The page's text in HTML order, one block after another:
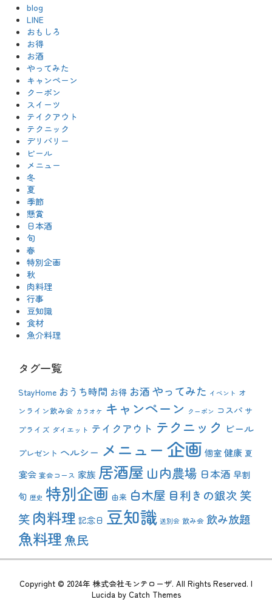
blog
LINE
おもしろ
お得
お酒
やってみた
キャンペーン
クーポン
スイーツ
テイクアウト
テクニック
デリバリー
ビール
メニュー
冬
夏
季節
懸賞
日本酒
旬
春
特別企画
秋
肉料理
行事
豆知識
食材
魚介料理
タグ一覧
StayHome おうち時間 お得 お酒 やってみた イベント オ
ンライン飲み会 カラオケ キャンペーン クーポン コスパ サ
プライズ ダイエット テイクアウト テクニック ビール
プレゼント ヘルシー メニュー 企画 個室 健康 夏
宴会 宴会コース 家族 居酒屋 山内農場 日本酒 早割
旬 歴史 特別企画 由来 白木屋 目利きの銀次 笑
笑 肉料理 記念日 豆知識 送別会 飲み会 飲み放題
魚料理 魚民
Copyright © 2024年 株式会社モンテローザ. All Rights Reserved. |
Lucida by Catch Themes